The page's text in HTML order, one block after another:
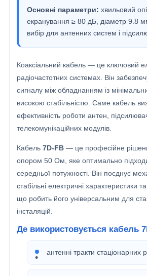
Основні параметри: хвильовий
екранування ≥ 80 дБ, діаметр 9.8
вибір для антенних систем і
Коаксіальний кабель — це ключовий
радіочастотних системах. Він
сигналу між обладнанням із
високою стабільністю. Саме кабель
ефективність роботи антен,
телекомунікаційних модулів.
Кабель 7D-FB — це професійне
опором 50 Ом, яке оптимально
середньої потужності. Він поєднує
стабільні електричні характеристики
що робить його універсальним для
інсталяцій.
Де використовується кабель
антенні тракти стаціонарних